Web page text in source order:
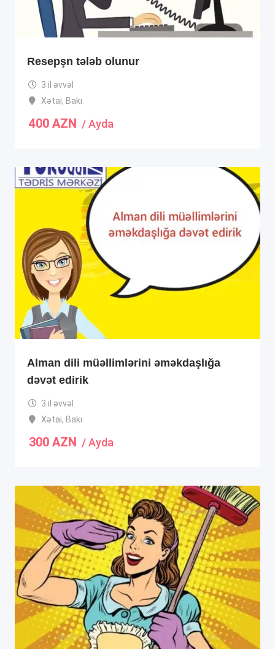
Resepşn tələb olunur
3 il əvvəl
Xətai, Bakı
400 AZN / Ayda
Alman dili müəllimlərini əməkdaşlığa
dəvət edirik
3 il əvvəl
Xətai, Bakı
300 AZN / Ayda